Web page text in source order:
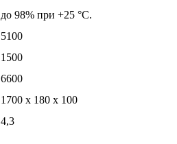
до 98% при +25 °С.
5100
1500
6600
1700 x 180 x 100
4,3